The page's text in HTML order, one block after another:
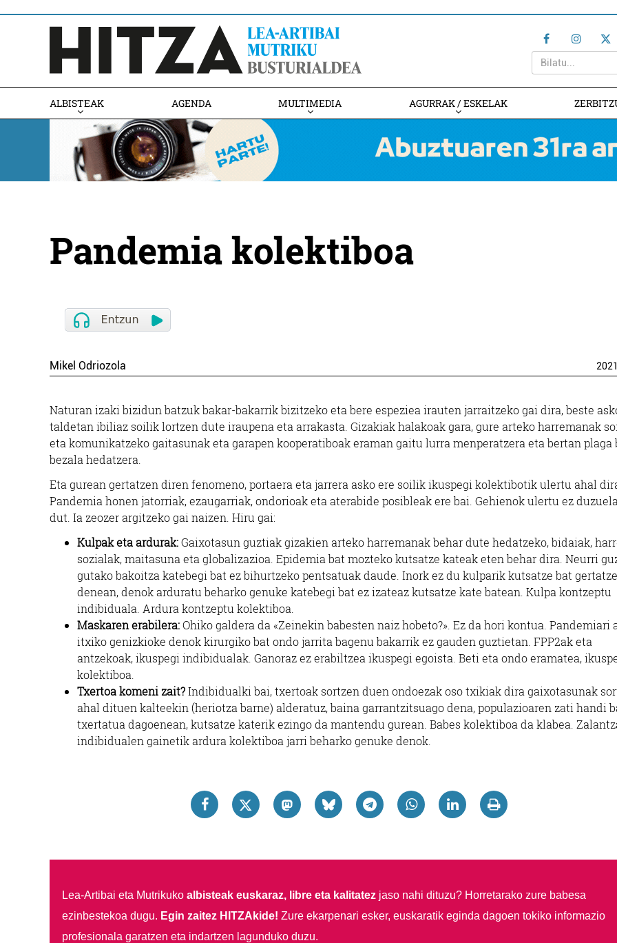
ALBISTEAK AGENDA MULTIMEDIA AGURRAK / ESKELAK
Pandemia kolektiboa
Mikel Odriozola 2021
Naturan izaki bizidun batzuk bakar-bakarrik bizitzeko eta bere espeziea irauten jarraitzeko gai dira, beste
taldetan ibiliaz soilik lortzen dute iraupena eta arrakasta. Gizakiak halakoak gara, gure arteko harremanak
eta komunikatzeko gaitasunak eta garapen kooperatiboak eraman gaitu lurra menperatzera eta bertan plaga
bezala hedatzera.
Eta gurean gertatzen diren fenomeno, portaera eta jarrera asko ere soilik ikuspegi kolektibotik ulertu ahal
Pandemia honen jatorriak, ezaugarriak, ondorioak eta aterabide posibleak ere bai. Gehienok ulertu ez
dut. Ia zeozer argitzeko gai naizen. Hiru gai:
Kulpak eta ardurak:Gaixotasun guztiak gizakien arteko harremanak behar dute hedatzeko, bidaiak,
sozialak, maitasuna eta globalizazioa. Epidemia bat mozteko kutsatze kateak eten behar dira. Neurri
gutako bakoitza katebegi bat ez bihurtzeko pentsatuak daude. Inork ez du kulparik kutsatze bat
denean, denok arduratu beharko genuke katebegi bat ez izateaz kutsatze kate batean. Kulpa kontzeptu
indibiduala. Ardura kontzeptu kolektiboa.
Maskaren erabilera:Ohiko galdera da «Zeinekin babesten naiz hobeto?». Ez da hori kontua. Pandemiari
itxiko genizkioke denok kirurgiko bat ondo jarrita bagenu bakarrik ez gauden guztietan. FPP2ak eta
antzekoak, ikuspegi indibidualak. Ganoraz ez erabiltzea ikuspegi egoista. Beti eta ondo eramatea,
kolektiboa.
Txertoa komeni zait?Indibidualki bai, txertoak sortzen duen ondoezak oso txikiak dira gaixotasunak
ahal dituen kalteekin (heriotza barne) alderatuz, baina garrantzitsuago dena, populazioaren zati handi
txertatua dagoenean, kutsatze katerik ezingo da mantendu gurean. Babes kolektiboa da klabea.
indibidualen gainetik ardura kolektiboa jarri beharko genuke denok.
Lea-Artibai eta Mutrikuko albisteak euskaraz, libre eta kalitatezjaso nahi dituzu? Horretarako zure babesa
ezinbestekoa dugu. Egin zaitez HITZAkide! Zure ekarpenari esker, euskaratik eginda dagoen tokiko informazio
profesionala garatzen eta indartzen lagunduko duzu.